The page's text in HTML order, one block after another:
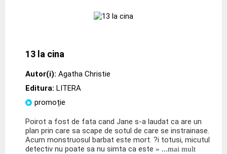
13 la cina
Autor(i): Agatha Christie
Editura: LITERA
promoție
Poirot a fost de fata cand Jane s-a laudat ca are un
plan prin care sa scape de sotul de care se instrainase.
Acum monstruosul barbat este mort. ?i totusi, micutul
detectiv nu poate sa nu simta ca este » ...mai mult